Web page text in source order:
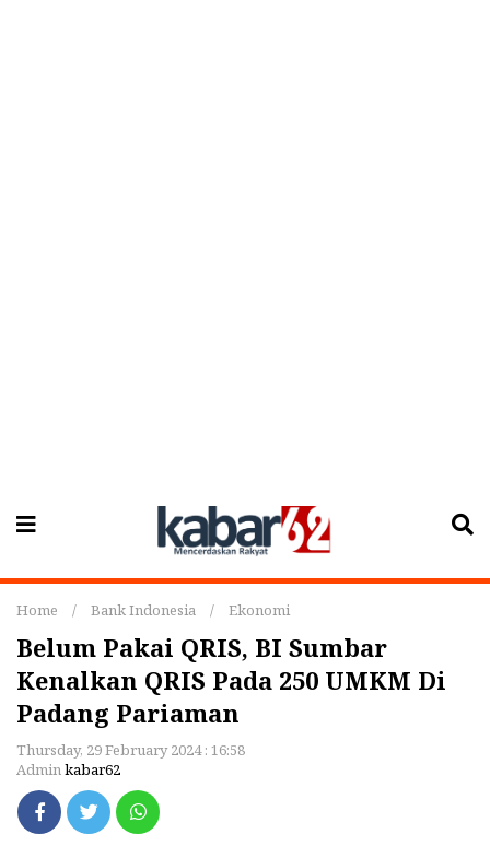
Home / Bank Indonesia / Ekonomi
Belum Pakai QRIS, BI Sumbar
Kenalkan QRIS Pada 250 UMKM Di
Padang Pariaman
Thursday, 29 February 2024 : 16:58
Adminkabar62